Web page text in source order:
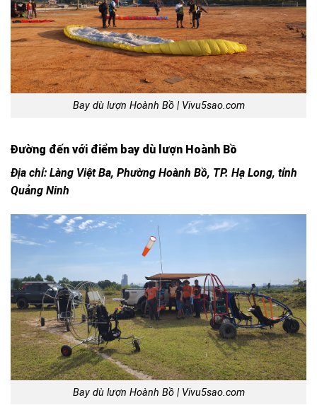
Bay dù lượn Hoành Bồ | Vivu5sao.com
Đường đến với điểm bay dù lượn Hoành Bồ
Địa chỉ: Làng Việt Ba, Phường Hoành Bồ, TP. Hạ Long, tỉnh
Quảng Ninh
Bay dù lượn Hoành Bồ | Vivu5sao.com